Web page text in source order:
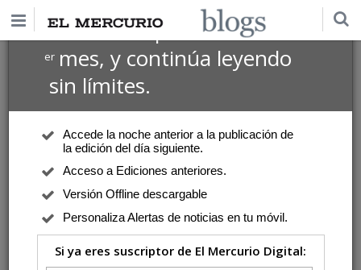
Suscríbete por $1 USD
ermes, y continúa leyendo
sin límites.
Accede la noche anterior a la publicación de
la edición del día siguiente.
Acceso a Ediciones anteriores.
Versión Offline descargable
Personaliza Alertas de noticias en tu móvil.
Si ya eres suscriptor de El Mercurio Digital: